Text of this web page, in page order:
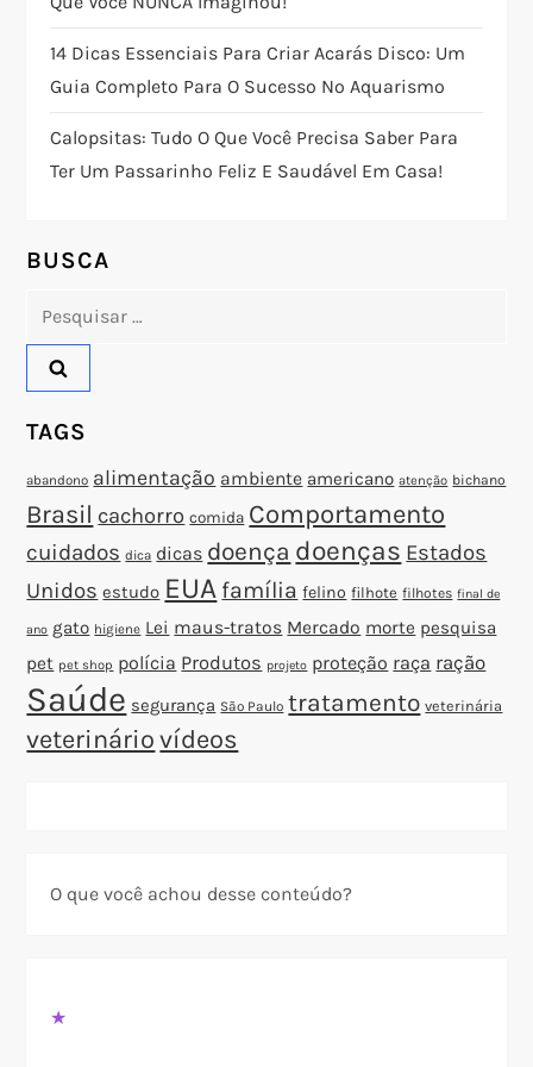
o
d
e
o
s
t
14 Dicas Essenciais Para Criar Acarás Disco: Um
Guia Completo Para O Sucesso No Aquarismo
Calopsitas: Tudo O Que Você Precisa Saber Para
Ter Um Passarinho Feliz E Saudável Em Casa!
BUSCA
Pesquisar
TAGS
abandono alimentação ambiente americano atenção bichano
Brasil cachorro comida Comportamento
cuidados dica dicas doença doenças Estados
Unidos estudo EUA família felino filhote filhotes final de
ano gato higiene Lei maus-tratos Mercado morte pesquisa
pet pet shop polícia Produtos projeto proteção raça ração
Saúde segurança São Paulo tratamento veterinária
veterinário vídeos
O que você achou desse conteúdo?
★